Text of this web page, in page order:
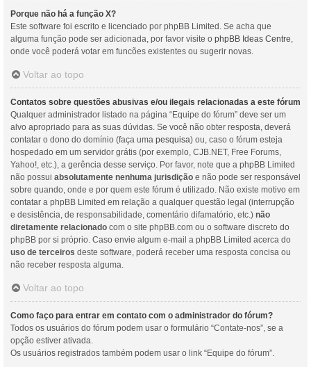
Porque não há a função X?
Este software foi escrito e licenciado por phpBB Limited. Se acha que
alguma função pode ser adicionada, por favor visite o phpBB Ideas Centre,
onde você poderá votar em funcões existentes ou sugerir novas.
Voltar ao topo
Contatos sobre questões abusivas e/ou ilegais relacionadas a este fórum
Qualquer administrador listado na página “Equipe do fórum” deve ser um
alvo apropriado para as suas dúvidas. Se você não obter resposta, deverá
contatar o dono do domínio (faça uma pesquisa) ou, caso o fórum esteja
hospedado em um servidor grátis (por exemplo, CJB.NET, Free Forums,
Yahoo!, etc.), a gerência desse serviço. Por favor, note que a phpBB Limited
não possui absolutamente nenhuma jurisdição e não pode ser responsável
sobre quando, onde e por quem este fórum é utilizado. Não existe motivo em
contatar a phpBB Limited em relação a qualquer questão legal (interrupção
e desistência, de responsabilidade, comentário difamatório, etc.) não
diretamente relacionado com o site phpBB.com ou o software discreto do
phpBB por si próprio. Caso envie algum e-mail a phpBB Limited acerca do
uso de terceiros deste software, poderá receber uma resposta concisa ou
não receber resposta alguma.
Voltar ao topo
Como faço para entrar em contato com o administrador do fórum?
Todos os usuários do fórum podem usar o formulário “Contate-nos”, se a
opção estiver ativada.
Os usuários registrados também podem usar o link “Equipe do fórum”.